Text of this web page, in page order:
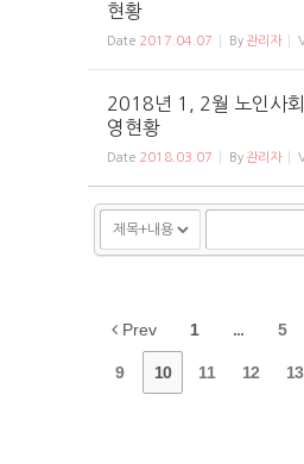
현황
Date 2017.04.07 By 관리자
2018년 1, 2월 노인사
영현황
Date 2018.03.07 By 관리자
Prev 1 ... 5
9 10 11 12 13